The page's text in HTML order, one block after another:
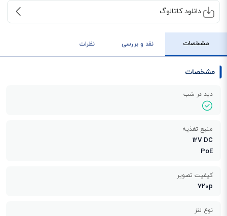
دانلود کاتالوگ
مشخصات نقد و بررسی نظرات
مشخصات
دید در شب
منبع تغذیه
12V DC
PoE
کیفیت تصویر
720p
نوع لنز